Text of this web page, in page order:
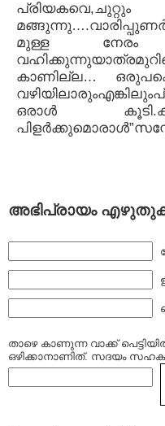
പ്രിയകവെ,ചുറ്റും
മുള്ള നേരം
കാണില്ല…
ഒരാള്‍
അഭിപ്രായം
താഴെ കാണുന്ന വാക്ക്
ഒഴിക്കാനാണിത്. സദയം